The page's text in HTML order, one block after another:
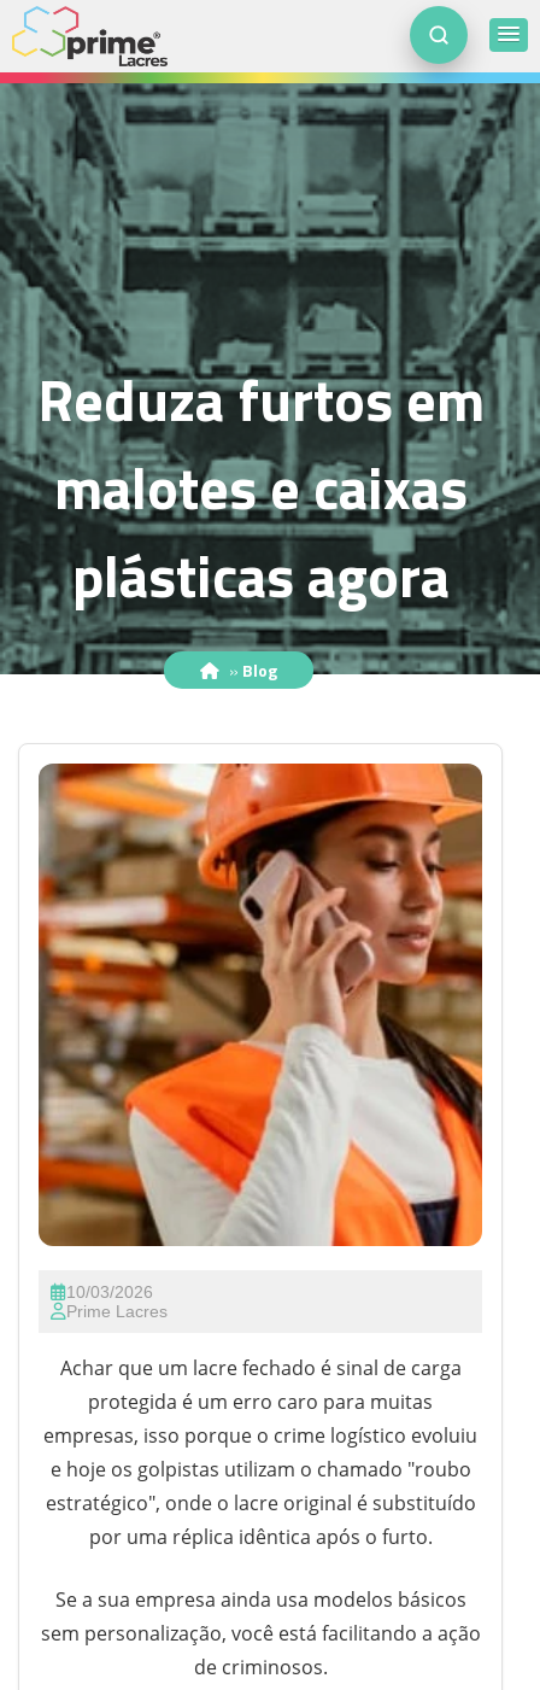
Reduza furtos em
malotes e caixas
plásticas agora
» Blog
10/03/2026
Prime Lacres
Achar que um lacre fechado é sinal de carga
protegida é um erro caro para muitas
empresas, isso porque o crime logístico evoluiu
e hoje os golpistas utilizam o chamado "roubo
estratégico", onde o lacre original é substituído
por uma réplica idêntica após o furto.
Se a sua empresa ainda usa modelos básicos
sem personalização, você está facilitando a ação
de criminosos.